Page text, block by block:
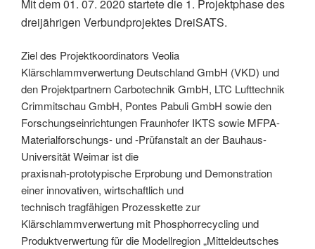
Mit dem 01. 07. 2020 startete die 1. Projektphase des
dreijährigen Verbundprojektes DreiSATS.
Ziel des Projektkoordinators Veolia
Klärschlammverwertung Deutschland GmbH (VKD) und
den Projektpartnern Carbotechnik GmbH, LTC Lufttechnik
Crimmitschau GmbH, Pontes Pabuli GmbH sowie den
Forschungseinrichtungen Fraunhofer IKTS sowie MFPA-
Materialforschungs- und -Prüfanstalt an der Bauhaus-
Universität Weimar ist die
praxisnah-prototypische Erprobung und Demonstration
einer innovativen, wirtschaftlich und
technisch tragfähigen Prozesskette zur
Klärschlammverwertung mit Phosphorrecycling und
Produktverwertung für die Modellregion „Mitteldeutsches